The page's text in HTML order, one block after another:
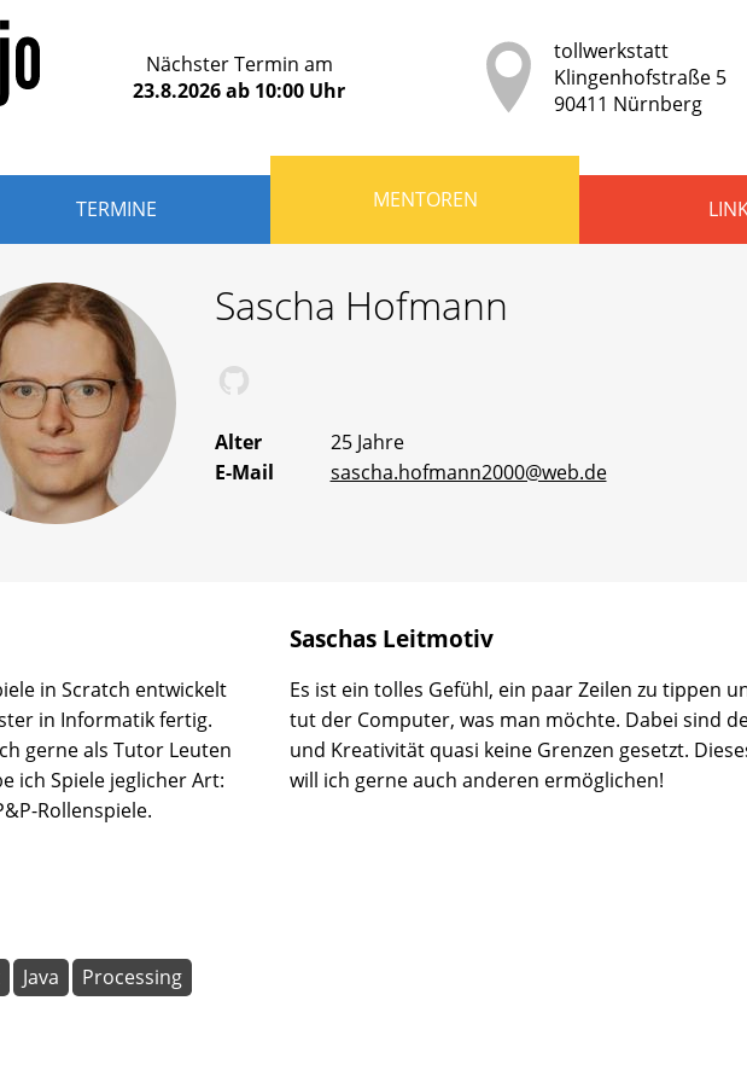
Nächster Termin am
23.8.2026ab 10:00 Uhr
tollwerkstatt
Klingenhofstraße 5
90411 Nürnberg
TERMINE MENTOREN
Sascha Hofmann
Alter
25 Jahre
E-Mail
sascha.hofmann2000@web.de
in Scratch entwickelt
in Informatik fertig.
gerne als Tutor Leuten
ich Spiele jeglicher Art:
Rollenspiele.
Saschas Leitmotiv
Es ist ein tolles Gefühl, ein paar Zeilen zu tippen
tut der Computer, was man möchte. Dabei sind
und Kreativität quasi keine Grenzen gesetzt.
will ich gerne auch anderen ermöglichen!
Java
Processing